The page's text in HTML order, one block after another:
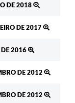
DE 2018
DE 2017
2016
DE 2012
DE 2012